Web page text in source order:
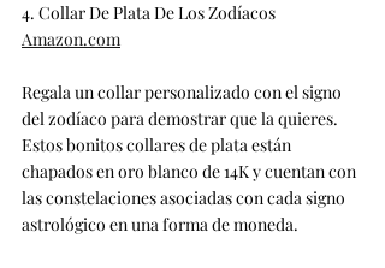
4. Collar De Plata De Los Zodíacos
Amazon.com
Regala un collar personalizado con el signo
del zodíaco para demostrar que la quieres.
Estos bonitos collares de plata están
chapados en oro blanco de 14K y cuentan con
las constelaciones asociadas con cada signo
astrológico en una forma de moneda.